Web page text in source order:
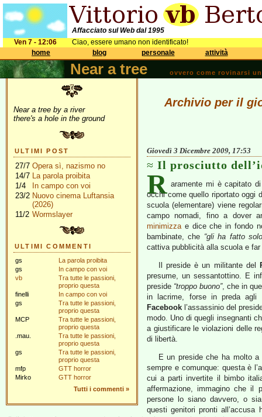
Affacciato sul Web dal 1995
Ven 7 - 12:06
Ciao, essere umano non identificato!
home
blog personale attività
Near a tree ovvero come rovinarsi
Near a tree by a river
there's a hole in the ground
ULTIMI POST
27/7 Opera sì, nazismo no
14/7 La parola proibita
1/4
In campo con voi
23/2 Nuovo cinema Luftansia
(2026)
11/2 Wormslayer
ULTIMI COMMENTI
gs
La parola proibita
gs
In campo con voi
vb
Tra tutte le passioni,
proprio questa
finelli
In campo con voi
gs
Tra tutte le passioni,
proprio questa
MCP
Tra tutte le passioni,
proprio questa
.mau.
Tra tutte le passioni,
proprio questa
gs
Tra tutte le passioni,
proprio questa
mfp
GTT horror
Mirko
GTT horror
Tutti i commenti »
Archivio per il
Giovedì 3 Dicembre 2009, 17:53
Il prosciutto
R aramente mi è capitato
occhi come quello riportato oggi
scuola (elementare) viene
campo nomadi, fino a dover
minimizzae dice che in fondo
bambinate, che “gli ha fatto
cattiva pubblicità alla scuola e
Il preside è un militante del
presume, un sessantottino. E
preside “troppo buono”, che in
in lacrime, forse in preda agli
Facebook l’assassinio del
modo. Uno di quegli insegnanti
a giustificare le violazioni delle
di libertà.
E un preside che ha molto a
sempre e comunque: questa è
cui a parti invertite il bimbo
affermazione, immagino che il
persone lo siano davvero, o
questi genitori pronti